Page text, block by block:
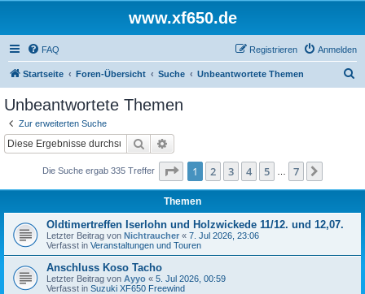
www.xf650.de
FAQ Anmelden
Registrieren
Startseite Foren-Übersicht Suche Unbeantwortete Themen
Unbeantwortete Themen
Zur erweiterten Suche
Suche
Die Suche ergab 335 Treffer Seite 1von
1 2 3 4 5 7
Themen
Oldtimertreffen Iserlohn und Holzwickede 11/12. und 12,07.
Letzter Beitrag von Nichtraucher « 7. Jul 2026, 23:06
Verfasst in Veranstaltungen und Touren
Anschluss Koso Tacho
Letzter Beitrag von Ayyo « 5. Jul 2026, 00:59
Verfasst in Suzuki XF650 Freewind